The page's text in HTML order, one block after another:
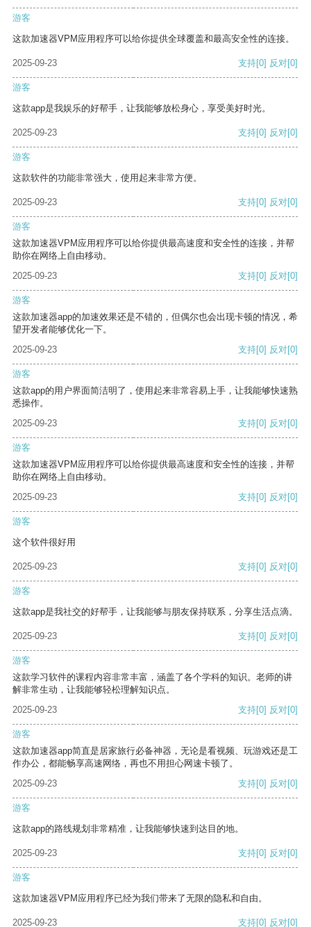
游客
这款加速器VPM应用程序可以给你提供全球覆盖和最高安全性的连接。
2025-09-23 支持[0] 反对[0]
游客
这款app是我娱乐的好帮手，让我能够放松身心，享受美好时光。
2025-09-23 支持[0] 反对[0]
游客
这款软件的功能非常强大，使用起来非常方便。
2025-09-23 支持[0] 反对[0]
游客
这款加速器VPM应用程序可以给你提供最高速度和安全性的连接，并帮
助你在网络上自由移动。
2025-09-23
支持[0] 反对[0]
游客
这款加速器app的加速效果还是不错的，但偶尔也会出现卡顿的情况，希
望开发者能够优化一下。
2025-09-23
支持[0] 反对[0]
游客
这款app的用户界面简洁明了，使用起来非常容易上手，让我能够快速熟
悉操作。
2025-09-23
支持[0] 反对[0]
游客
这款加速器VPM应用程序可以给你提供最高速度和安全性的连接，并帮
助你在网络上自由移动。
2025-09-23
支持[0] 反对[0]
游客
这个软件很好用
2025-09-23 支持[0] 反对[0]
游客
这款app是我社交的好帮手，让我能够与朋友保持联系，分享生活点滴。
2025-09-23 支持[0] 反对[0]
游客
这款学习软件的课程内容非常丰富，涵盖了各个学科的知识。老师的讲
解非常生动，让我能够轻松理解知识点。
2025-09-23
支持[0] 反对[0]
游客
这款加速器app简直是居家旅行必备神器，无论是看视频、玩游戏还是工
作办公，都能畅享高速网络，再也不用担心网速卡顿了。
2025-09-23
支持[0] 反对[0]
游客
这款app的路线规划非常精准，让我能够快速到达目的地。
2025-09-23 支持[0] 反对[0]
游客
这款加速器VPM应用程序已经为我们带来了无限的隐私和自由。
2025-09-23 支持[0] 反对[0]